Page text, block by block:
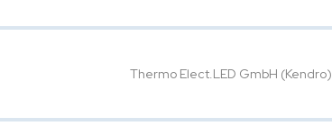
Thermo Elect.LED GmbH (Kendro)